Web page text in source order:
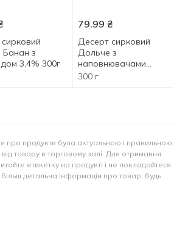
з
3,4% 300г
79.99 ₴
Десерт сирковий
Дольче з
наповнювачами
персик та шоколад
300 г
про продукти була актуальною і правильною,
товару в торговому залі. Для отримання
етикетку на продукті і не покладайтеся
детальна інформація про товар, будь